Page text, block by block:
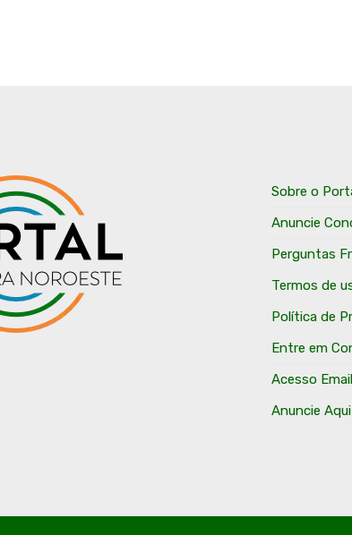
Sobre o
Anuncie
Perguntas
Termos de
Política de
Entre em
Acesso Email
Anuncie Aqui